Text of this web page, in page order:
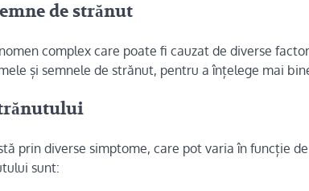
de strănut
complex care poate fi cauzat de diverse
și semnele de strănut, pentru a înțelege mai
prin diverse simptome, care pot varia în funcție
sunt: